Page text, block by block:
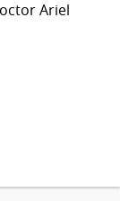
Ariel